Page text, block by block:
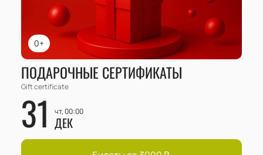
0+
ПОДАРОЧНЫЕ СЕРТИФИКАТЫ
Gift certificate
31 чт, 00:00
ДЕК